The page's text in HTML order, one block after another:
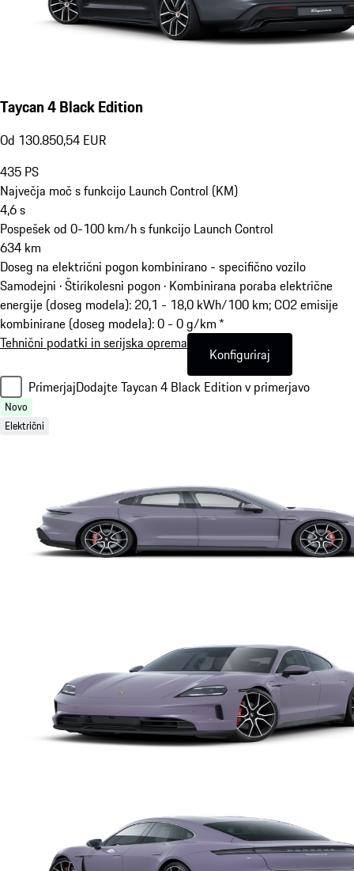
Taycan 4 Black Edition
Od 130.850,54 EUR
435 PS
Največja moč s funkcijo Launch Control (KM)
4,6s
Pospešek od 0-100 km/h s funkcijo Launch Control
634 km
Doseg na električni pogon kombinirano - specifično vozilo
Samodejni · Štirikolesni pogon · Kombinirana poraba električne
energije (doseg modela): 20,1 - 18,0 kWh/100 km; CO2 emisije
kombinirane (doseg modela): 0 - 0 g/km *
Tehnični podatki in serijska oprema
Konfiguriraj
PrimerjajDodajte Taycan 4 Black Edition v primerjavo
Novo
Električni